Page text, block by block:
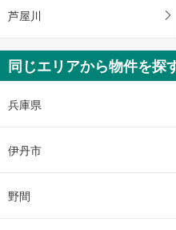
芦屋川
同じエリアから物件を探
兵庫県
伊丹市
野間